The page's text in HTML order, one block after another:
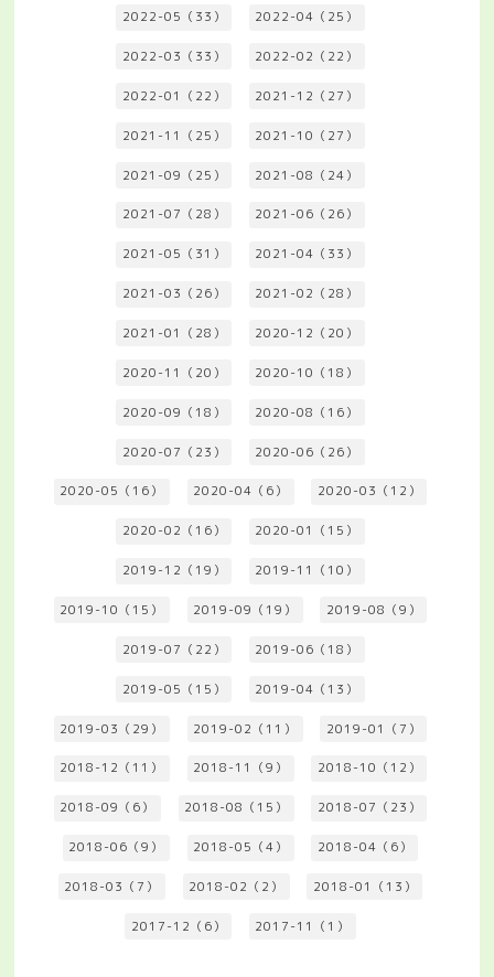
2022-05（33） 2022-04（25）
2022-03（33） 2022-02（22）
2022-01（22） 2021-12（27）
2021-11（25） 2021-10（27）
2021-09（25） 2021-08（24）
2021-07（28） 2021-06（26）
2021-05（31） 2021-04（33）
2021-03（26） 2021-02（28）
2021-01（28） 2020-12（20）
2020-11（20） 2020-10（18）
2020-09（18） 2020-08（16）
2020-07（23） 2020-06（26）
2020-05（16） 2020-04（6） 2020-03（12）
2020-02（16） 2020-01（15）
2019-12（19） 2019-11（10）
2019-10（15） 2019-09（19） 2019-08（9）
2019-07（22） 2019-06（18）
2019-05（15） 2019-04（13）
2019-03（29） 2019-02（11） 2019-01（7）
2018-12（11） 2018-11（9） 2018-10（12）
2018-09（6） 2018-08（15） 2018-07（23）
2018-06（9） 2018-05（4） 2018-04（6）
2018-03（7） 2018-02（2） 2018-01（13）
2017-12（6） 2017-11（1）